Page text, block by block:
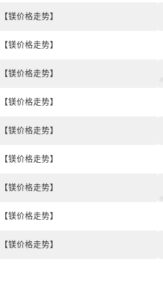
【镁价格走势】
【镁价格走势】
【镁价格走势】
【镁价格走势】
【镁价格走势】
【镁价格走势】
【镁价格走势】
【镁价格走势】
【镁价格走势】